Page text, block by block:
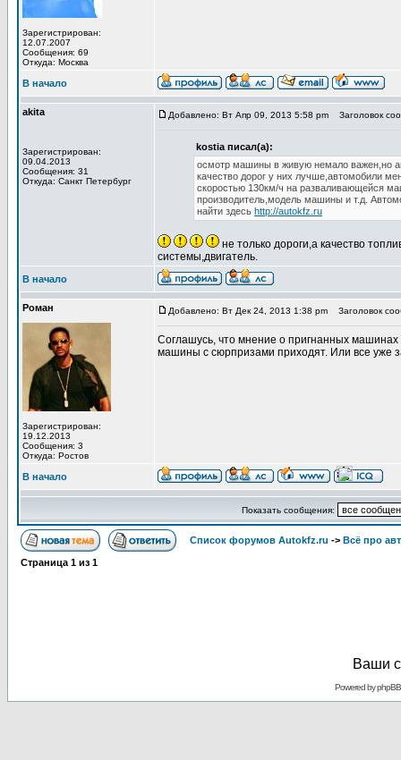
Зарегистрирован:
12.07.2007
Сообщения: 69
Откуда: Москва
В начало
akita
Зарегистрирован:
09.04.2013
Сообщения: 31
Откуда: Санкт Петербург
Добавлено: Вт Апр 09, 2013 5:58 pm Заголовок
kostia писал(а):
осмотр машины в живую немало важен,но
качество дорог у них лучше,автомобили
скоростью 130км/ч на разваливающейся
производитель,модель машины и т.д.
найти здесь http://autokfz.ru
не только дороги,а качество
системы,двигатель.
В начало
Роман
Зарегистрирован:
19.12.2013
Сообщения: 3
Откуда: Ростов
Добавлено: Вт Дек 24, 2013 1:38 pm Заголовок
Соглашусь, что мнение о пригнанных
машины с сюрпризами приходят. Или все уже
В начало
Показать сообщения:
Список форумов Autokfz.ru -> Всё про
Страница 1 из 1
Ваши
Powered byphpBB